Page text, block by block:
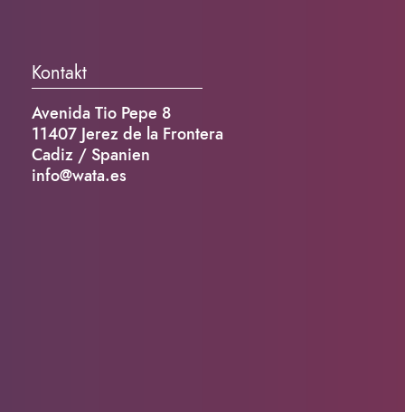
Kontakt
Avenida Tio Pepe 8
11407 Jerez de la Frontera
Cadiz / Spanien
info@wata.es